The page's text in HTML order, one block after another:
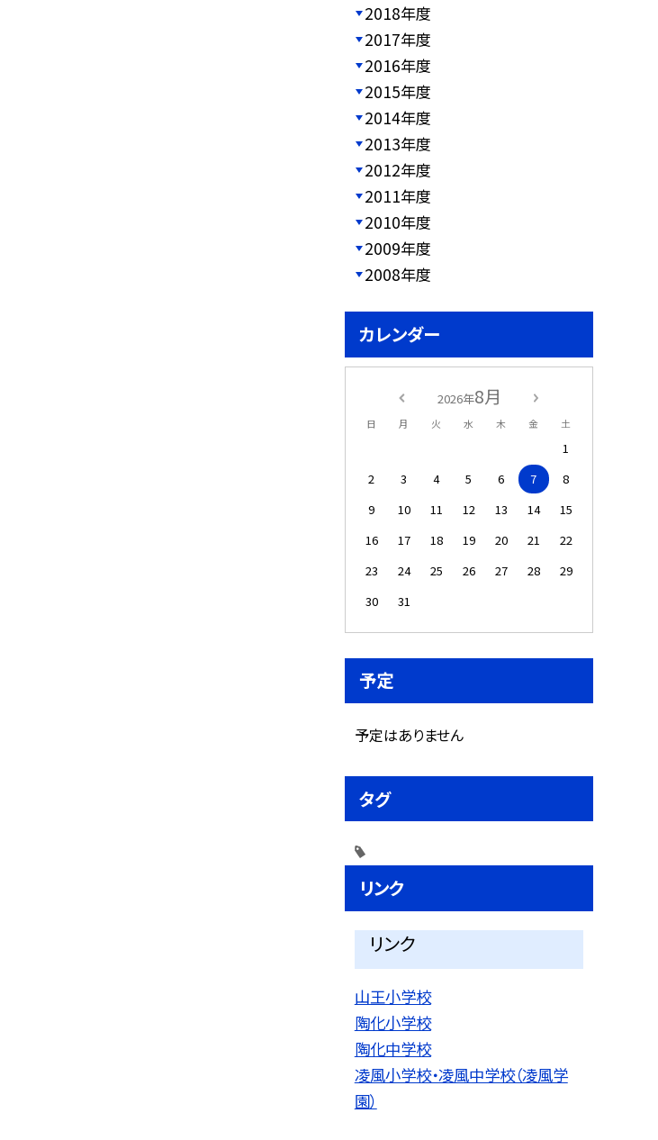
2018年度
2017年度
2016年度
2015年度
2014年度
2013年度
2012年度
2011年度
2010年度
2009年度
2008年度
カレンダー
2026年8月
日 月 火 水 木 金 土
1
2
3 4 5 6 7
8
9
10 11 12 13 14
15
16
17 18 19 20 21
22
23
24 25 26 27 28
29
30
31
予定
予定はありません
タグ
リンク
リンク
山王小学校
陶化小学校
陶化中学校
凌風小学校・凌風中学校（凌風学
園）